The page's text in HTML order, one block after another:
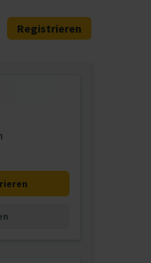
Registrieren